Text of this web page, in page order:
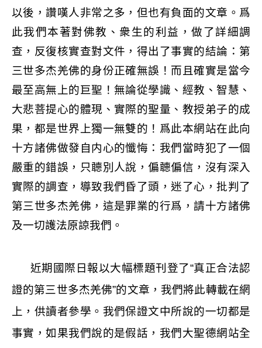
以後，讚嘆人非常之多，但也有負面的文章。爲
此我們本著對佛教、衆生的利益，做了詳細調
查，反復核實查對文件，得出了事實的結論：第
三世多杰羌佛的身份正確無誤！而且確實是當今
最至高無上的巨聖！無論從學識、經教、智慧、
大悲菩提心的體現、實際的聖量、教授弟子的成
果，都是世界上獨一無雙的！爲此本網站在此向
十方諸佛做發自内心的懺悔：我們當時犯了一個
嚴重的錯誤，只聼別人說，偏聼偏信，沒有深入
實際的調查，導致我們昏了頭，迷了心，批判了
第三世多杰羌佛，這是罪業的行爲，請十方諸佛
及一切護法原諒我們。
近期國際日報以大幅標題刊登了“真正合法認
證的第三世多杰羌佛”的文章，我們將此轉載在網
上，供讀者參學。我們保證文中所說的一切都是
事實，如果我們說的是假話，我們大聖德網站全